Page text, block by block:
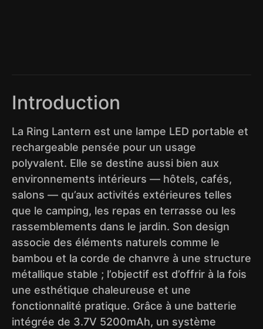
Introduction
La Ring Lantern est une lampe LED portable et
rechargeable pensée pour un usage
polyvalent. Elle se destine aussi bien aux
environnements intérieurs — hôtels, cafés,
salons — qu’aux activités extérieures telles
que le camping, les repas en terrasse ou les
rassemblements dans le jardin. Son design
associe des éléments naturels comme le
bambou et la corde de chanvre à une structure
métallique stable ; l’objectif est d’offrir à la fois
une esthétique chaleureuse et une
fonctionnalité pratique. Grâce à une batterie
intégrée de 3.7V 5200mAh, un système